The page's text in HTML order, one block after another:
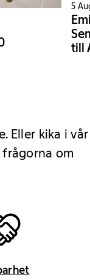
5
till
Eller kika i vår
frågorna om